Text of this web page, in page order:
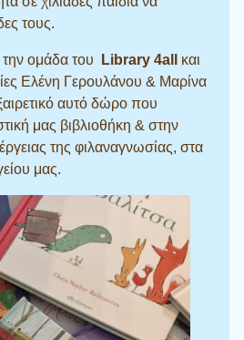
τους.
ομάδα του Library 4all και
Ελένη Γερουλάνου & Μαρίνα
αυτό δώρο που
μας βιβλιοθήκη & στην
της φιλαναγνωσίας, στα
μας.